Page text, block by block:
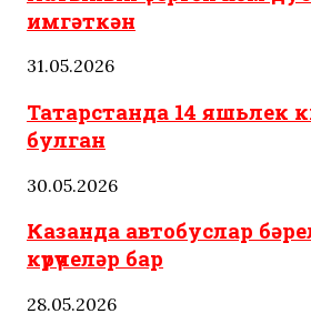
имгәткән
31.05.2026
Татарстанда 14 яшьлек
булган
30.05.2026
Казанда автобуслар
күрүчеләр бар
28.05.2026